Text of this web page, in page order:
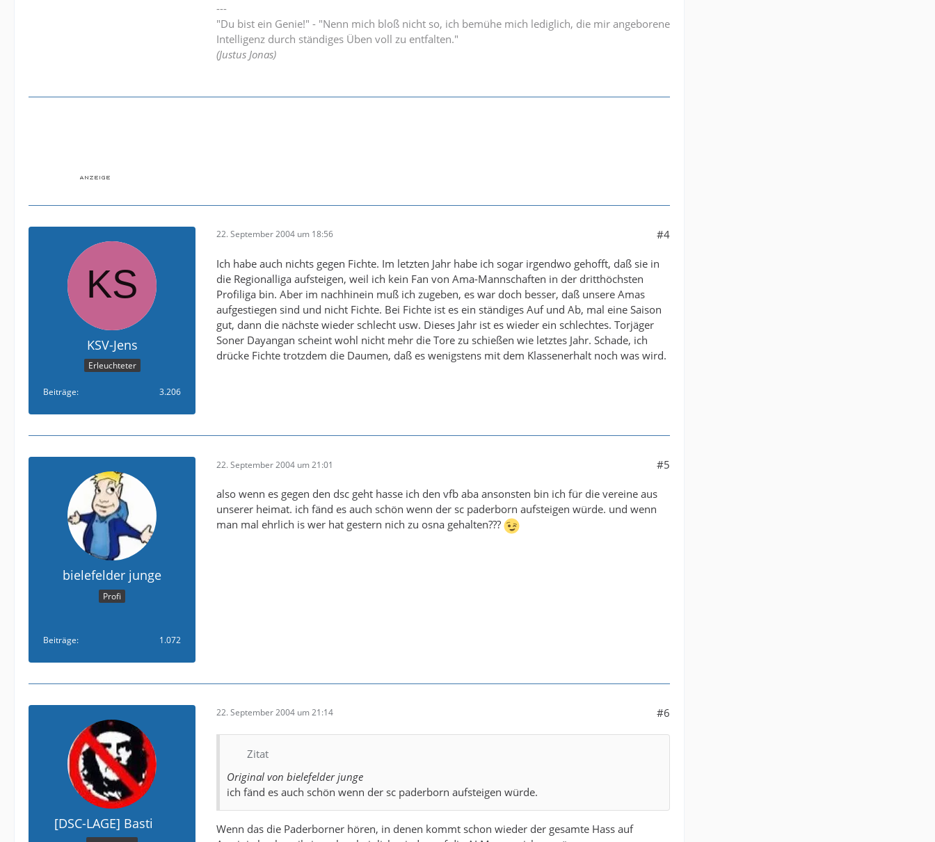
---
"Du bist ein Genie!" - "Nenn mich bloß nicht so, ich bemühe mich lediglich, die mir angeborene
Intelligenz durch ständiges Üben voll zu entfalten."
(Justus Jonas)
KSV-Jens
Erleuchteter
Beiträge 3.206
22. September 2004 um 18:56 #4
Ich habe auch nichts gegen Fichte. Im letzten Jahr habe ich sogar irgendwo gehofft, daß sie in
die Regionalliga aufsteigen, weil ich kein Fan von Ama-Mannschaften in der dritthöchsten
Profiliga bin. Aber im nachhinein muß ich zugeben, es war doch besser, daß unsere Amas
aufgestiegen sind und nicht Fichte. Bei Fichte ist es ein ständiges Auf und Ab, mal eine Saison
gut, dann die nächste wieder schlecht usw. Dieses Jahr ist es wieder ein schlechtes. Torjäger
Soner Dayangan scheint wohl nicht mehr die Tore zu schießen wie letztes Jahr. Schade, ich
drücke Fichte trotzdem die Daumen, daß es wenigstens mit dem Klassenerhalt noch was wird.
bielefelder junge
Profi
Beiträge 1.072
22. September 2004 um 21:01 #5
also wenn es gegen den dsc geht hasse ich den vfb aba ansonsten bin ich für die vereine aus
unserer heimat. ich fänd es auch schön wenn der sc paderborn aufsteigen würde. und wenn
man mal ehrlich is wer hat gestern nich zu osna gehalten???
[DSC-LAGE] Basti
22. September 2004 um 21:14 #6
Zitat
Original von bielefelder junge
ich fänd es auch schön wenn der sc paderborn aufsteigen würde.
Wenn das die Paderborner hören, in denen kommt schon wieder der gesamte Hass auf